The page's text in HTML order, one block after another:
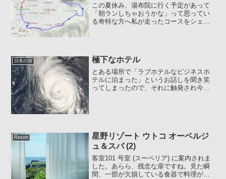
この夏休み、湯布院に行く予定があって
「朝ランしちゃおうかな」って思ってい
る奇特な方へ私が走ったコースをシェア
日本の宿 極下なホテル
とある場所で「ラブホテルなビジネスホ
テルに泊まった」というお話しを聞き笑
ってしまったので、それに触発され今日
Resort
星野リゾート ウトコ オーベルジ
ュ＆スパ (2)
客室101 号室 (スーペリア) に案内されま
した。あらら、残念な扉ですね。見た瞬
間、一部が欠損している食器で料理が出